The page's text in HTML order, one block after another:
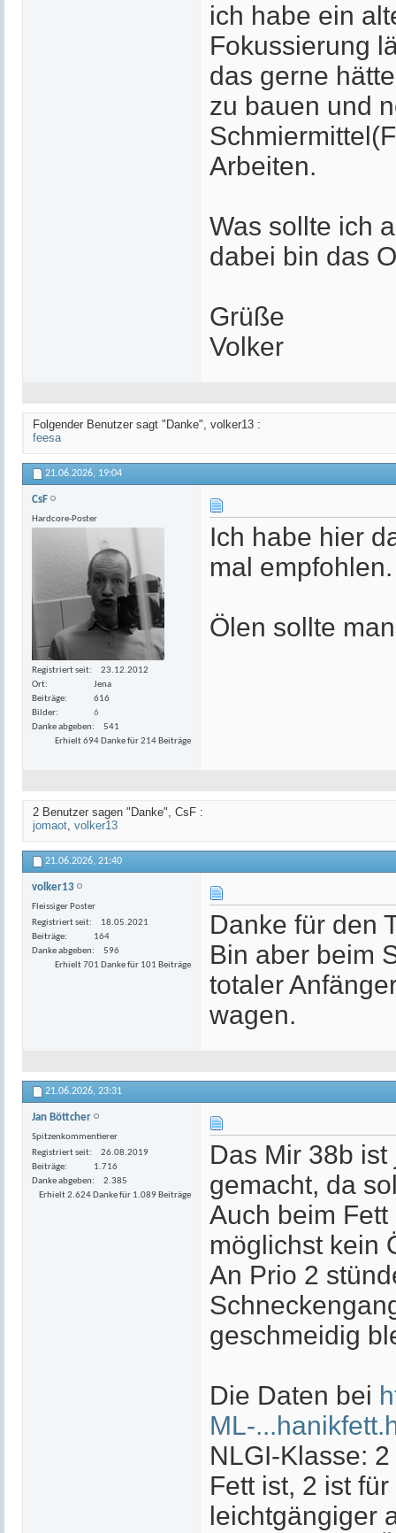
ich habe ein
Fokussierung
das gerne
zu bauen und
Arbeiten.
Was sollte ich
dabei bin das
Grüße
Volker
Folgender Benutzer sagt "Danke", volker13 :
feesa
21.06.2026, 19:04
CsF
Hardcore-Poster
Registriert seit
23.12.2012
Ort
Jena
Beiträge
616
Bilder
6
Danke abgeben
541
Erhielt 694 Danke für 214 Beiträge
Ich habe hier
mal empfohlen.
Ölen sollte
2 Benutzer sagen "Danke", CsF :
jomaot, volker13
21.06.2026, 21:40
volker13
Fleissiger Poster
Registriert seit
18.05.2021
Beiträge
164
Danke abgeben
596
Erhielt 701 Danke für 101 Beiträge
Danke für den
Bin aber beim
totaler
wagen.
21.06.2026, 23:31
Jan Böttcher
Spitzenkommentierer
Registriert seit
26.08.2019
Beiträge
1.716
Danke abgeben
2.385
Erhielt 2.624 Danke für 1.089 Beiträge
Das Mir 38b
gemacht, da
Auch beim
möglichst kein
An Prio 2
geschmeidig
Die Daten bei
ML-
NLGI-Klasse:
Fett ist, 2 ist
leichtgängiger